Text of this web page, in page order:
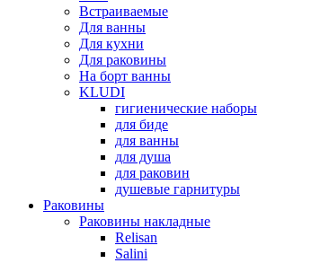
Встраиваемые
Для ванны
Для кухни
Для раковины
На борт ванны
KLUDI
гигиенические наборы
для биде
для ванны
для душа
для раковин
душевые гарнитуры
Раковины
Раковины накладные
Relisan
Salini